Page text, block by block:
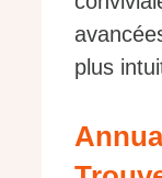
plus